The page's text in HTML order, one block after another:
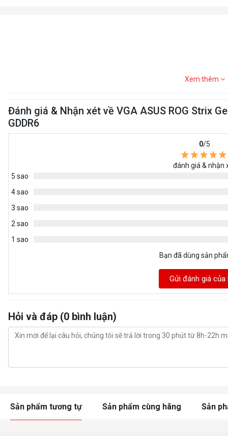
Xem thêm
Đánh giá & Nhận xét về VGA ASUS ROG Strix
GDDR6
0/5
đánh giá & nhận
5 sao
4 sao
3 sao
2 sao
1 sao
Bạn đã dùng sản
Gửi đánh giá của
Hỏi và đáp (0 bình luận)
Sản phẩm tương tự Sản phẩm cùng hãng Sản